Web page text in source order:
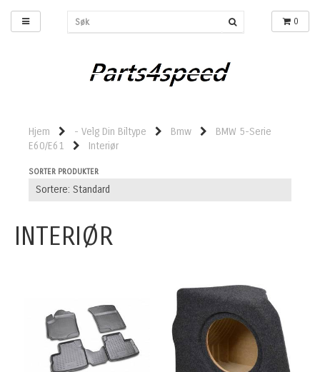
0
Hjem - Velg Din Biltype Bmw
BMW 5-Serie
E60/E61
Interiør
SORTER PRODUKTER
INTERIØR